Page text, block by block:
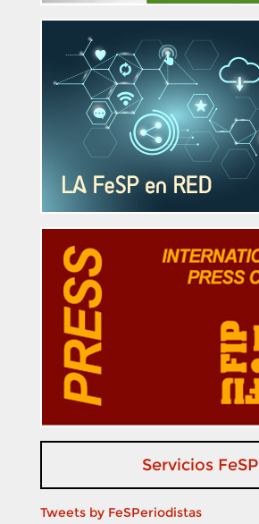
Servicios FeSP
Tweets by FeSPeriodistas